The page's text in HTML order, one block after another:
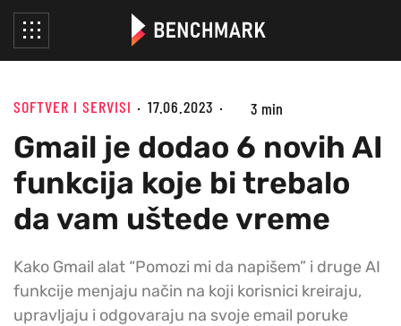
SOFTVER I SERVISI 17.06.2023 3 min
Gmail je dodao 6 novih AI
funkcija koje bi trebalo
da vam uštede vreme
Kako Gmail alat “Pomozi mi da napišem” i druge AI
funkcije menjaju način na koji korisnici kreiraju,
upravljaju i odgovaraju na svoje email poruke